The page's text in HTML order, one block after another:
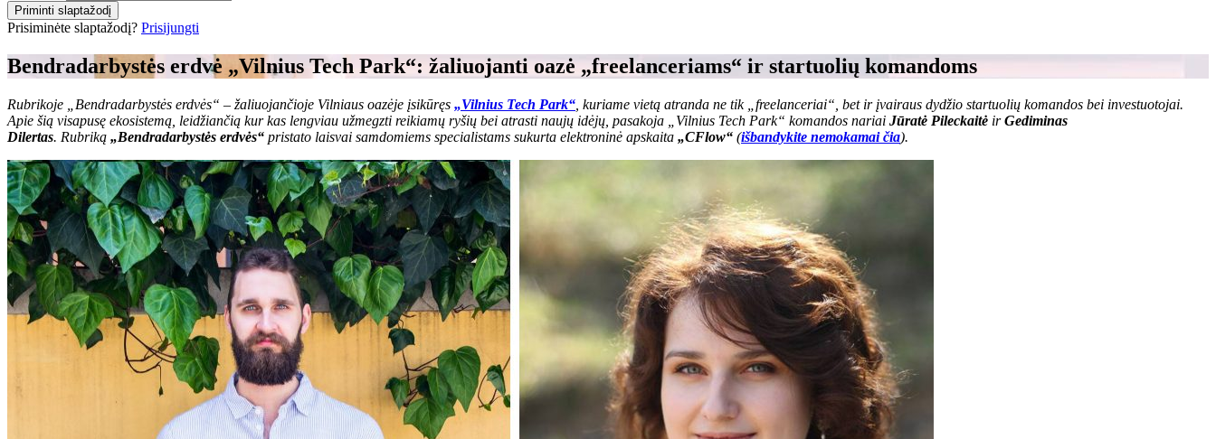
Priminti slaptažodį
Prisiminėte slaptažodį? Prisijungti
Bendradarbystės erdvė „Vilnius Tech Park“: žaliuojanti oazė „freelanceriams“ ir startuolių komandoms
Rubrikoje „Bendradarbystės erdvės“ – žaliuojančioje Vilniaus oazėje įsikūręs „Vilnius Tech Park“ , kuriame vietą atranda ne tik „freelanceriai“, bet ir įvairaus dydžio startuolių komandos bei investuotojai.
Apie šią visapusę ekosistemą, leidžiančią kur kas lengviau užmegzti reikiamų ryšių bei atrasti naujų idėjų, pasakoja „Vilnius Tech Park“ komandos nariai Jūratė Pileckaitė irGediminas
Dilertas. Rubriką „Bendradarbystės erdvės“ pristato laisvai samdomiems specialistams sukurta elektroninė apskaita „CFlow“ (išbandykite nemokamai čia).